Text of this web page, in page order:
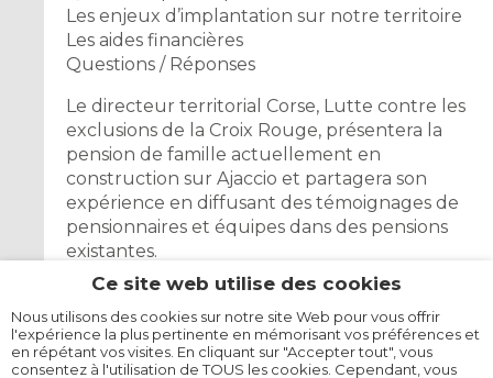
Les enjeux d’implantation sur notre territoire
Les aides financières
Questions / Réponses
Le directeur territorial Corse, Lutte contre les
exclusions de la Croix Rouge, présentera la
pension de famille actuellement en
construction sur Ajaccio et partagera son
expérience en diffusant des témoignages de
pensionnaires et équipes dans des pensions
existantes.
La DDT présentera les aides à la construction.
Contact : Renée ORI
Numéro de téléphone :0495111279
Adresse mail :renee.ori@corse-du-
Ce site web utilise des cookies
Nous utilisons des cookies sur notre site Web pour vous offrir
l'expérience la plus pertinente en mémorisant vos préférences et
en répétant vos visites. En cliquant sur "Accepter tout", vous
consentez à l'utilisation de TOUS les cookies. Cependant, vous